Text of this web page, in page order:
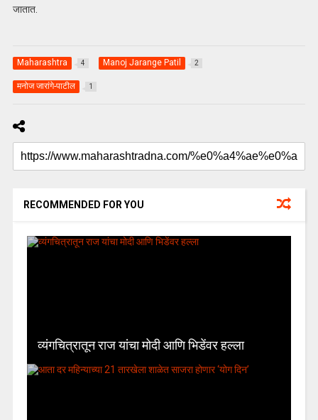
जातात.
Maharashtra 4 Manoj Jarange Patil 2
मनोज जारांगे-पाटील 1
RECOMMENDED FOR YOU
व्यंगचित्रातून राज यांचा मोदी आणि भिडेंवर हल्ला